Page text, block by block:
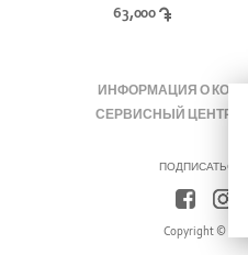
63,000
ИНФОРМАЦИЯ О
СЕРВИСНЫЙ ЦЕНТР
ПОДПИСАТЬСЯ
Copyright ©